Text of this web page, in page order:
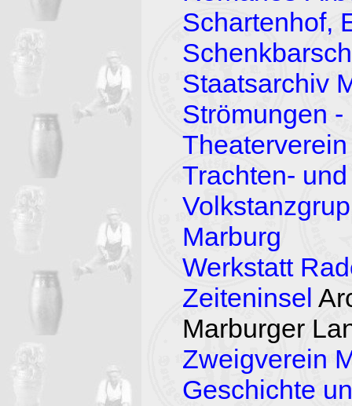
Schartenhof,
Staatsarchiv
Strömungen
Trachten-
Marburg
Werkstatt
Zeiteninsel
Marburger
Zweigverein
Geschichte